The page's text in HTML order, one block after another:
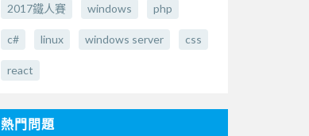
2017鐵人賽 windows php
c# linux windows server css
react
熱門問題